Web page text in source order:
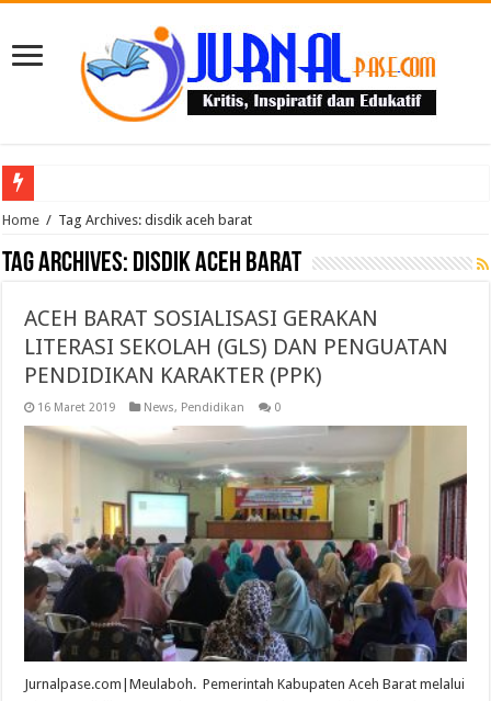
Puluhan Guru Berkumpul di TPN XIII Aceh Utara, Kacabdin Tekankan Cetak
Home / Tag Archives: disdik aceh barat
Tag Archives: disdik aceh barat
ACEH BARAT SOSIALISASI GERAKAN
LITERASI SEKOLAH (GLS) DAN PENGUATAN
PENDIDIKAN KARAKTER (PPK)
16 Maret 2019 News, Pendidikan 0
Jurnalpase.com|Meulaboh. Pemerintah Kabupaten Aceh Barat melalui